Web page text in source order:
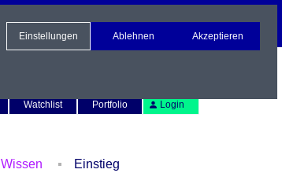
Watchlist Portfolio Login
Wissen Einstieg
Einstellungen Ablehnen Akzeptieren